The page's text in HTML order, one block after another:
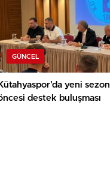
GÜNCEL
Kütahyaspor’da yeni sezon
destek buluşması